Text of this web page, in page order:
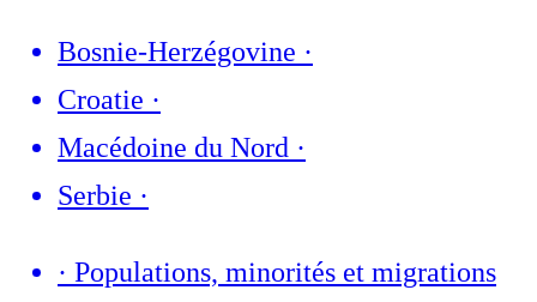
Bosnie-Herzégovine ·
Croatie ·
Macédoine du Nord ·
Serbie ·
· Populations, minorités et migrations